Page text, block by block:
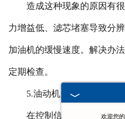
造成这种现象的原因有很
力增益低、滤芯堵塞导致分
加油机的缓慢速度。解决办
定期检查。
5.油动机关不到位
在控制信号和机械部件没
欢迎您